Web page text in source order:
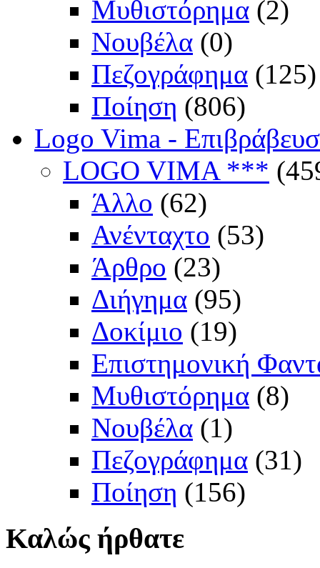
Μυθιστόρημα (2)
Νουβέλα (0)
Πεζογράφημα (125)
Ποίηση (806)
Logo Vima -
LOGO VIMA ***
Άλλο (62)
Ανένταχτο (53)
Άρθρο (23)
Διήγημα (95)
Δοκίμιο (19)
Επιστημονική
Μυθιστόρημα (8)
Νουβέλα (1)
Πεζογράφημα (31)
Ποίηση (156)
Καλώς ήρθατε